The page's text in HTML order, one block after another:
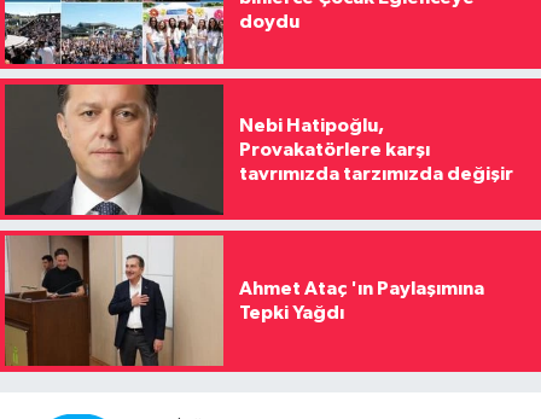
doydu
Nebi Hatipoğlu,
Provakatörlere karşı
tavrımızda tarzımızda değişir
Ahmet Ataç 'ın Paylaşımına
Tepki Yağdı